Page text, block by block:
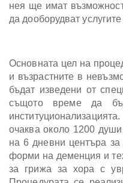
нея ще имат
да дооборудват
Основната цел на
и възрастните в
бъдат изведени от
същото време да
очаква около 1200 души
на 6 дневни центъра
форми на деменция и
за грижа за хора с